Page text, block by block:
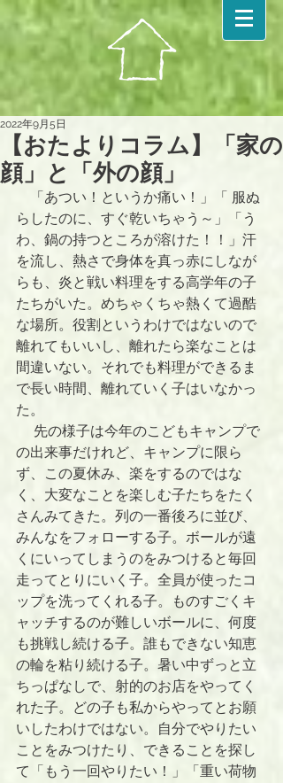
【おたよりコラム】「家の
顔」と「外の顔」
2022年9月5日
「あつい！というか痛い！」「 服ぬ
らしたのに、すぐ乾いちゃう～」「う
わ、鍋の持つところが溶けた！！」汗
を流し、熱さで身体を真っ赤にしなが
らも、炎と戦い料理をする高学年の子
たちがいた。めちゃくちゃ熱くて過酷
な場所。役割というわけではないので
離れてもいいし、離れたら楽なことは
間違いない。それでも料理ができるま
で長い時間、離れていく子はいなかっ
た。
の出来事だけれど、キャンプに限ら
ず、この夏休み、楽をするのではな
く、大変なことを楽しむ子たちをたく
さんみてきた。列の一番後ろに並び、
みんなをフォローする子。ボールが遠
くにいってしまうのをみつけると毎回
走ってとりにいく子。全員が使ったコ
ップを洗ってくれる子。ものすごくキ
ャッチするのが難しいボールに、何度
も挑戦し続ける子。誰もできない知恵
の輪を粘り続ける子。暑い中ずっと立
ちっぱなしで、射的のお店をやってく
れた子。どの子も私からやってとお願
いしたわけではない。自分でやりたい
ことをみつけたり、できることを探し
て「もう一回やりたい！」「重い荷物